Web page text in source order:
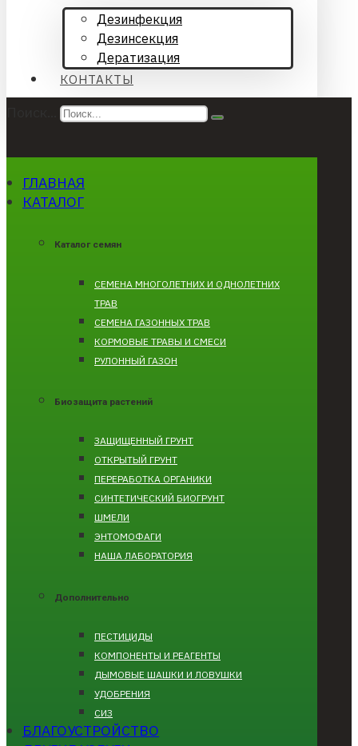
Дезинфекция
Дезинсекция
Дератизация
КОНТАКТЫ
ГЛАВНАЯ
КАТАЛОГ
Каталог семян
CЕМЕНА МНОГОЛЕТНИХ И ОДНОЛЕТНИХ
ТРАВ
СЕМЕНА ГАЗОННЫХ ТРАВ
КОРМОВЫЕ ТРАВЫ И СМЕСИ
РУЛОННЫЙ ГАЗОН
Биозащита растений
ЗАЩИЩЕННЫЙ ГРУНТ
ОТКРЫТЫЙ ГРУНТ
ПЕРЕРАБОТКА ОРГАНИКИ
СИНТЕТИЧЕСКИЙ БИОГРУНТ
ШМЕЛИ
ЭНТОМОФАГИ
НАША ЛАБОРАТОРИЯ
Дополнительно
ПЕСТИЦИДЫ
КОМПОНЕНТЫ И РЕАГЕНТЫ
ДЫМОВЫЕ ШАШКИ И ЛОВУШКИ
УДОБРЕНИЯ
СИЗ
БЛАГОУСТРОЙСТВО